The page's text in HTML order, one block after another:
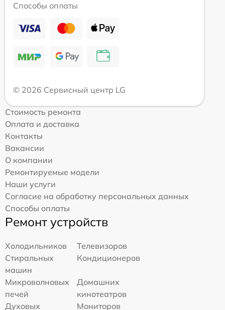
Способы оплаты
© 2026 Сервисный центр LG
Стоимость ремонта
Оплата и доставка
Контакты
Вакансии
О компании
Ремонтируемые модели
Наши услуги
Согласие на обработку персональных данных
Способы оплаты
Ремонт устройств
Холодильников
Телевизоров
Стиральных
машин
Кондиционеров
Микроволновых
печей
Домашних
кинотеатров
Духовых
Мониторов